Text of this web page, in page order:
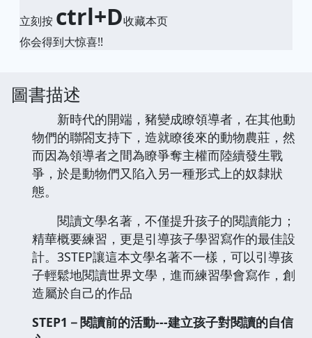
立刻按 ctrl+D收藏本页
你会得到大惊喜!!
圖書描述
新時代的開端，豬變成瞭領導者，在其他動
物們的聯閤支持下，造就瞭後來的動物農莊，然
而因為領導者之間為瞭爭奪主權而陸續發生戰
爭，於是動物們又陷入另一種形式上的奴隸狀
態。
閱讀文學名著，不僅提升孩子的閱讀能力；
精華概要練習，更是引導孩子學習寫作的最佳設
計。3STEP讓這本文學名著不一樣，可以引導孩
子輕鬆地閱讀世界文學，進而練習學會寫作，創
造屬於自己的作品
STEP1－閱讀前的活動---建立孩子對閱讀的自信